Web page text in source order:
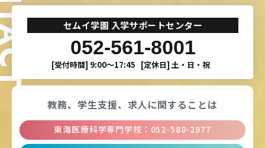
セムイ学園 入学サポートセンター
052-561-8001
[受付時間] 9:00〜17:45 [定休日] 土・日・祝
教務、学生支援、 求人に関することは
東海医療科学専門学校 ： 052-588-2977